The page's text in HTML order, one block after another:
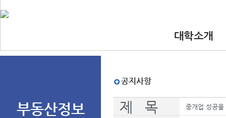
대학소개
•인사말
부동산정보
공지사항
제 목 중개업 성공